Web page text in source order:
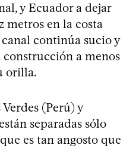
y Ecuador a dejar
metros en la costa
continúa sucio y
a menos
orilla.
(Perú) y
separadas sólo
es tan angosto que